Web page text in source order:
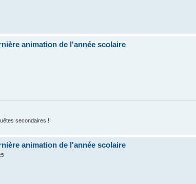
animation de l'année scolaire
secondaires !!
animation de l'année scolaire